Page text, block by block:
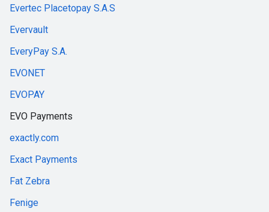
Evertec Placetopay S.A.S
Evervault
EveryPay S.A.
EVONET
EVOPAY
EVO Payments
exactly.com
Exact Payments
Fat Zebra
Fenige